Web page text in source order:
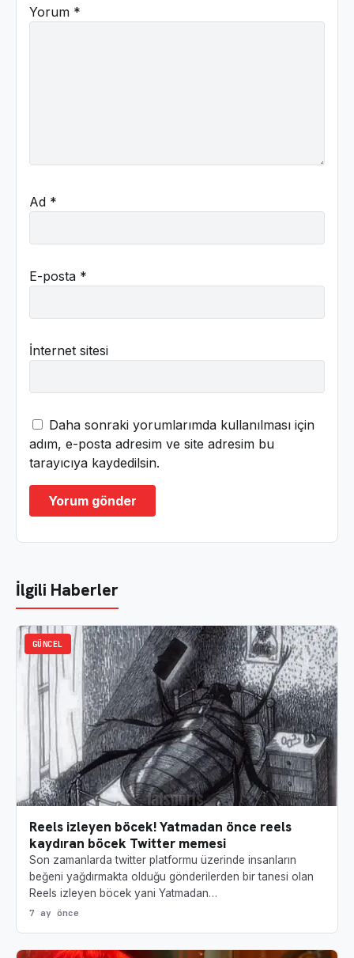
Yorum *
Ad *
E-posta *
İnternet sitesi
Daha sonraki yorumlarımda kullanılması için
adım, e-posta adresim ve site adresim bu
tarayıcıya kaydedilsin.
İlgili Haberler
GÜNCEL
Reels izleyen böcek! Yatmadan önce reels
kaydıran böcek Twitter memesi
Son zamanlarda twitter platformu üzerinde insanların
beğeni yağdırmakta olduğu gönderilerden bir tanesi olan
Reels izleyen böcek yani Yatmadan…
7 ay önce